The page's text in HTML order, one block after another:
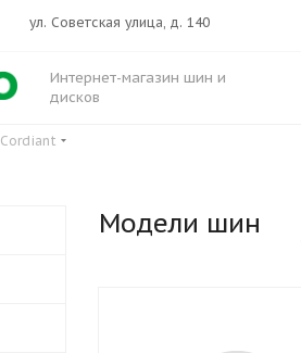
ул. Советская улица, д. 140
Интернет-магазин шин и
дисков
Cordiant
Модели шин